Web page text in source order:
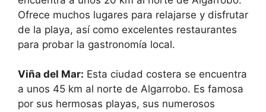
Ofrece muchos lugares para relajarse y disfrutar
de la playa, así como excelentes restaurantes
para probar la gastronomía local.
Viña del Mar: Esta ciudad costera se encuentra
a unos 45 km al norte de Algarrobo. Es famosa
por sus hermosas playas, sus numerosos